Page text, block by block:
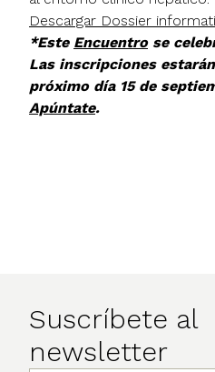
Descargar Dossier
*Este Encuentrose
Las inscripciones
próximo día 15 de
Apúntate.
Suscríbete al
newsletter